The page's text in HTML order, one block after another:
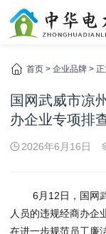
首页 > 企业品牌 > 正
国网武威市凉
办企业专项排
2026年6月16日
6月12日，国网
人员的违规经商办企
在进一步规范员工廉